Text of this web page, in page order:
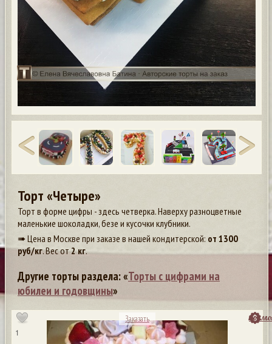
Торт «Четыре»
Торт в форме цифры - здесь четверка. Наверху разноцветные
маленькие шоколадки, безе и кусочки клубники.
➠ Цена в Москве при заказе в нашей кондитерской: от 1300
руб/кг. Вес от2 кг.
Другие торты раздела: «Торты с цифрами на
юбилеи и годовщины»
1
Заказать